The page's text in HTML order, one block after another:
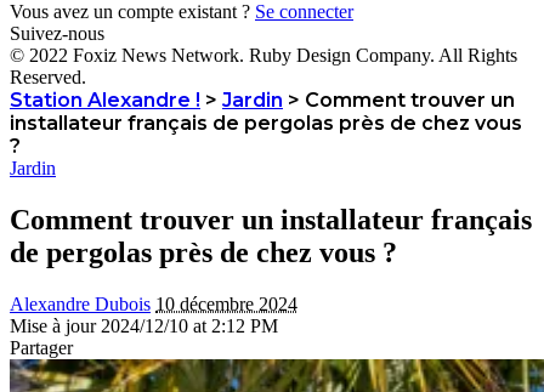
Vous avez un compte existant ? Se connecter
Suivez-nous
© 2022 Foxiz News Network. Ruby Design Company. All Rights
Reserved.
Station Alexandre ! > Jardin > Comment trouver un
installateur français de pergolas près de chez vous
?
Jardin
Comment trouver un installateur français
de pergolas près de chez vous ?
Alexandre Dubois 10 décembre 2024
Mise à jour 2024/12/10 at 2:12 PM
Partager